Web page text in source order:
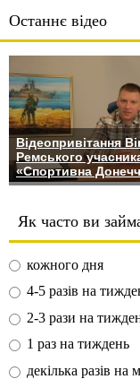
Останнє відео
Відеопривітання
Ремського
«Спортивна
Як часто ви
кожного дня
4-5 разів на
2-3 рази на
1 раз на тиждень
декілька разів на